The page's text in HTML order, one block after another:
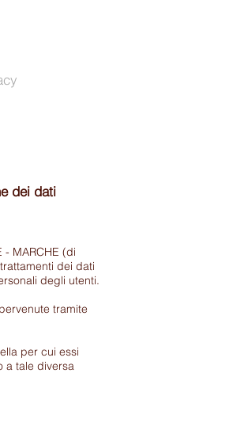
dei dati
- MARCHE (di
dei dati
degli utenti.
tramite
per cui essi
a tale diversa